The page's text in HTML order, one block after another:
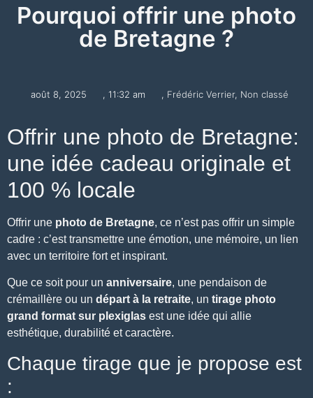
Pourquoi offrir une photo
de Bretagne ?
août 8, 2025 , 11:32 am , Frédéric Verrier, Non classé
Offrir une photo de Bretagne:
une idée cadeau originale et
100 % locale
Offrir une photo de Bretagne, ce n’est pas offrir un simple
cadre : c’est transmettre une émotion, une mémoire, un lien
avec un territoire fort et inspirant.
Que ce soit pour un anniversaire, une pendaison de
crémaillère ou un départ à la retraite, un tirage photo
grand format sur plexiglas est une idée qui allie
esthétique, durabilité et caractère.
Chaque tirage que je propose est
: